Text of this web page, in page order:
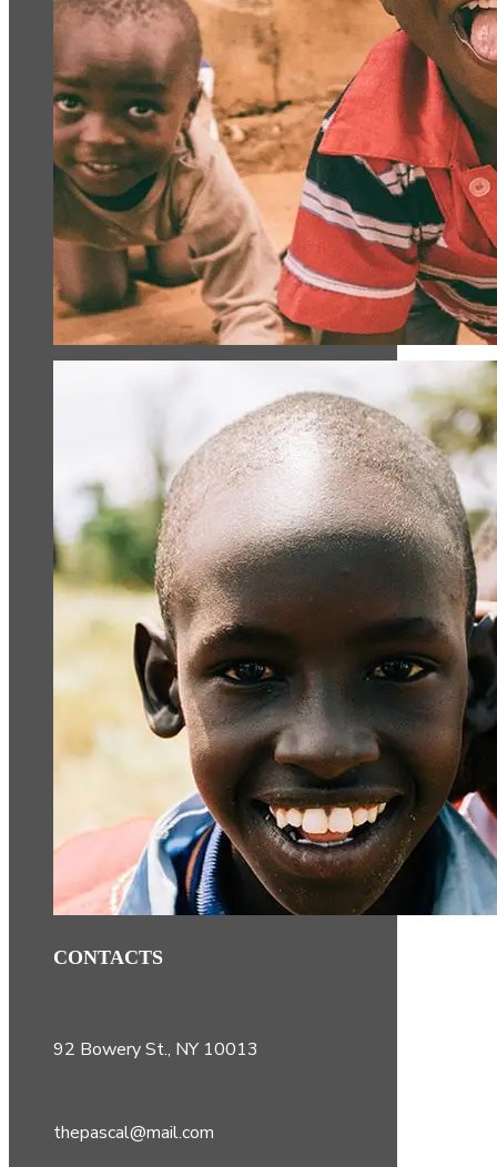
CONTACTS
92 Bowery St., NY 10013
thepascal@mail.com